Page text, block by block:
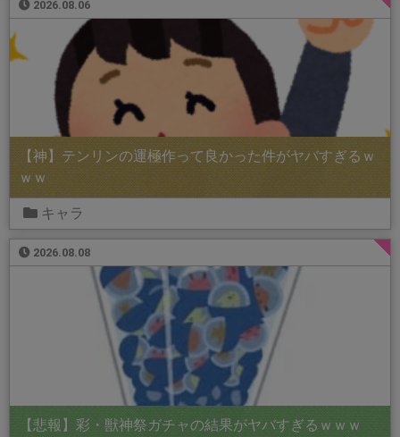
2026.08.06
【神】テンリンの運極作って良かった件がヤバすぎるｗ
ｗｗ
キャラ
2026.08.08
【悲報】彩・獣神祭ガチャの結果がヤバすぎるｗｗｗ